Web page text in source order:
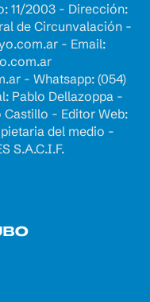
11/2003 - Dirección:
de Circunvalación -
- Email:
- Whatsapp: (054)
Pablo Dellazoppa -
- Editor Web:
del medio -
S.A.C.I.F.